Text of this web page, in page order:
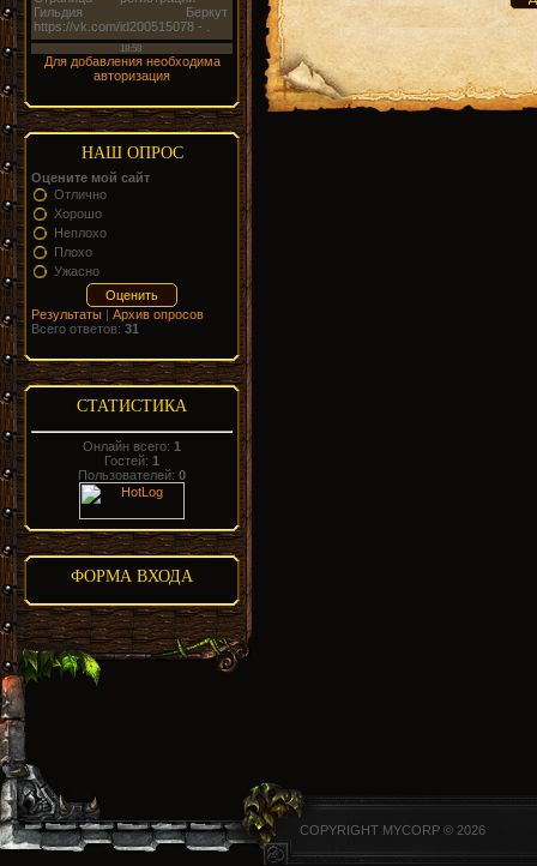
Для добавления необходима
авторизация
НАШ ОПРОС
Оцените мой сайт
Отлично
Хорошо
Неплохо
Плохо
Ужасно
Результаты | Архив опросов
Всего ответов: 31
СТАТИСТИКА
Онлайн всего: 1
Гостей: 1
Пользователей: 0
ФОРМА ВХОДА
COPYRIGHT MYCORP © 2026